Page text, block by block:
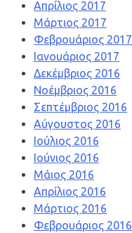
Απρίλιος 2017
Μάρτιος 2017
Φεβρουάριος 2017
Ιανουάριος 2017
Δεκέμβριος 2016
Νοέμβριος 2016
Σεπτέμβριος 2016
Αύγουστος 2016
Ιούλιος 2016
Ιούνιος 2016
Μάιος 2016
Απρίλιος 2016
Μάρτιος 2016
Φεβρουάριος 2016